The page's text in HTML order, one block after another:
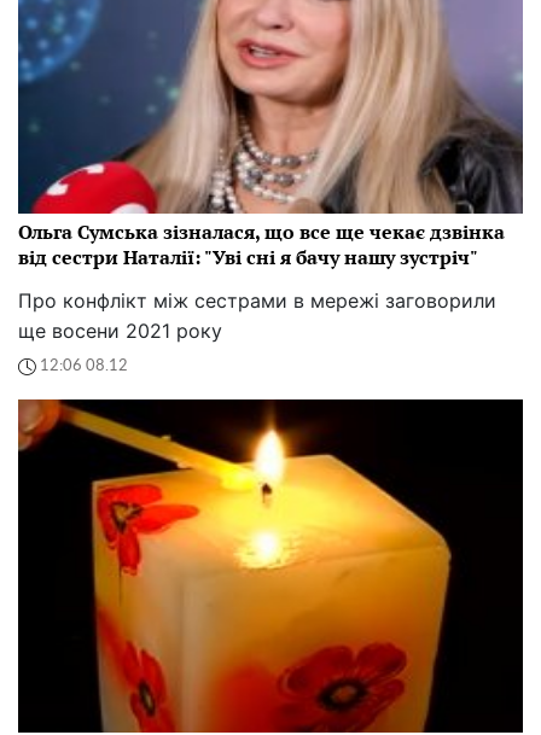
Ольга Сумська зізналася, що все ще чекає дзвінка
від сестри Наталії: "Уві сні я бачу нашу зустріч"
Про конфлікт між сестрами в мережі заговорили
ще восени 2021 року
12:06 08.12